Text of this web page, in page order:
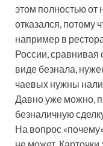
этом полностью от
отказался, потому
например в
России, сравнивая
виде безнала,
чаевых нужны
Давно уже можно,
безналичную
На вопрос
не может. Карточки